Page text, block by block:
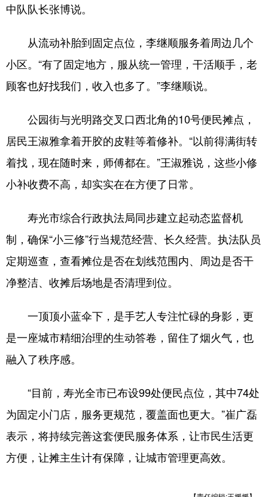
中队队长张博说。
从流动补胎到固定点位，李继顺服务着周边几个
小区。“有了固定地方，服从统一管理，干活顺手，老
顾客也好找我们，收入也多了。”李继顺说。
公园街与光明路交叉口西北角的10号便民摊点，
居民王淑雅拿着开胶的皮鞋等着修补。“以前得满街转
着找，现在随时来，师傅都在。”王淑雅说，这些小修
小补收费不高，却实实在在方便了日常。
寿光市综合行政执法局同步建立起动态监督机
制，确保“小三修”行当规范经营、长久经营。执法队员
定期巡查，查看摊位是否在划线范围内、周边是否干
净整洁、收摊后场地是否清理到位。
一顶顶小蓝伞下，是手艺人专注忙碌的身影，更
是一座城市精细治理的生动答卷，留住了烟火气，也
融入了秩序感。
“目前，寿光全市已布设99处便民点位，其中74处
为固定小门店，服务更规范，覆盖面也更大。”崔广磊
表示，将持续完善这套便民服务体系，让市民生活更
方便，让摊主生计有保障，让城市管理更高效。